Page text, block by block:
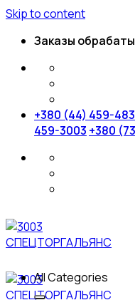
Skip to content
Заказы
+380 (44) 459-
459-3003 +380
All Categories